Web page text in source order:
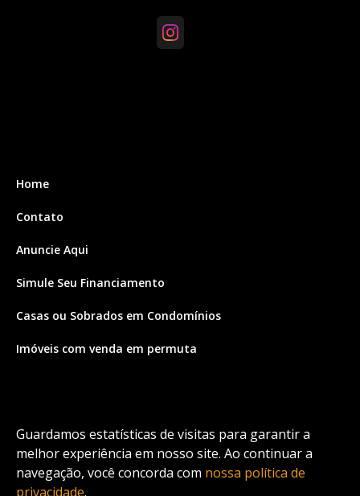
Guardamos estatísticas de visitas para garantir a
melhor experiência em nosso site. Ao continuar a
navegação, você concorda com nossa política de
privacidade.
Home
Contato
Anuncie Aqui
Simule Seu Financiamento
Casas ou Sobrados em Condomínios
Imóveis com venda em permuta
Casa com piscina
Apartamento com piscina